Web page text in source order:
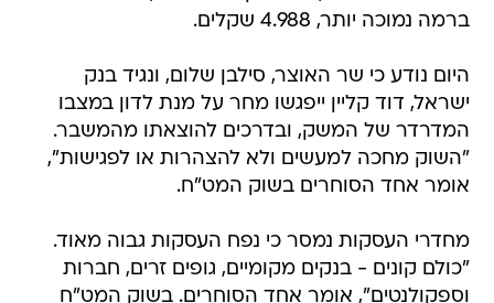
ברמה נמוכה יותר, 4.988 שקלים.
היום נודע כי שר האוצר, סילבן שלום, ונגיד בנק
ישראל, דוד קליין ייפגשו מחר על מנת לדון במצבו
המדרדר של המשק, ובדרכים להוצאתו מהמשבר.
"השוק מחכה למעשים ולא להצהרות או לפגישות",
אומר אחד הסוחרים בשוק המט"ח.
מחדרי העסקות נמסר כי נפח העסקות גבוה מאוד.
"כולם קונים - בנקים מקומיים, גופים זרים, חברות
וספקולנטים", אומר אחד הסוחרים. בשוק המט"ח